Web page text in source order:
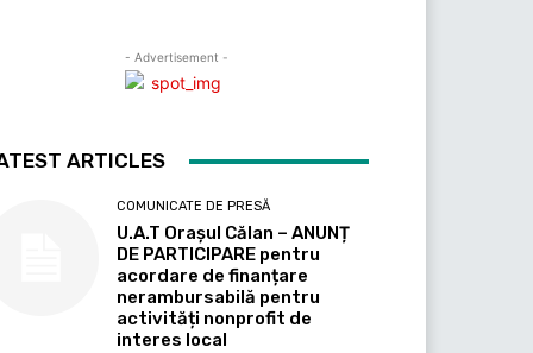
- Advertisement -
ARTICLES
COMUNICATE DE PRESĂ
U.A.T Orașul Călan – ANUNȚ
DE PARTICIPARE pentru
acordare de finanțare
nerambursabilă pentru
activități nonprofit de
interes local